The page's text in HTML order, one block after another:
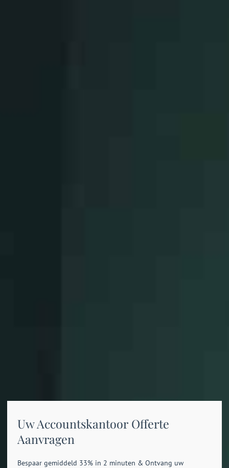
Uw Accountskantoor Offerte
Aanvragen
Bespaar gemiddeld 33% in 2 minuten & Ontvang uw